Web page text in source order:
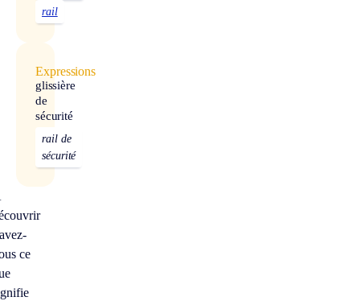
rail
Expressions
glissière
de
sécurité
rail de
sécurité
ce